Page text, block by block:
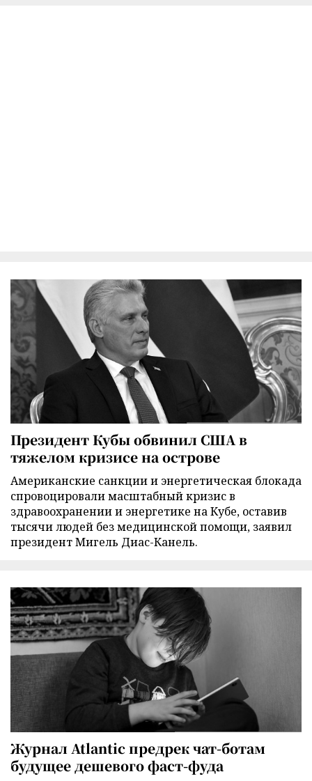
Президент Кубы обвинил США в
тяжелом кризисе на острове
Американские санкции и энергетическая блокада
спровоцировали масштабный кризис в
здравоохранении и энергетике на Кубе, оставив
тысячи людей без медицинской помощи, заявил
президент Мигель Диас-Канель.
Журнал Atlantic предрек чат-ботам
будущее дешевого фаст-фуда